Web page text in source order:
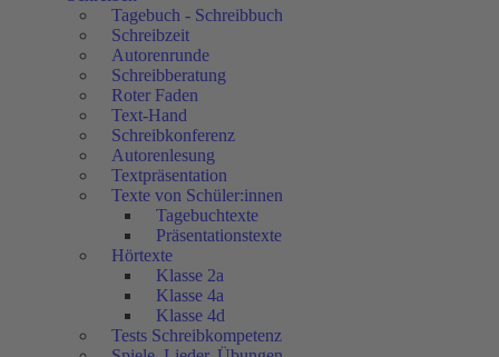
Tagebuch - Schreibbuch
Schreibzeit
Autorenrunde
Schreibberatung
Roter Faden
Text-Hand
Schreibkonferenz
Autorenlesung
Textpräsentation
Texte von Schüler:innen
Tagebuchtexte
Präsentationstexte
Hörtexte
Klasse 2a
Klasse 4a
Klasse 4d
Tests Schreibkompetenz